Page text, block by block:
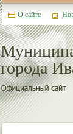
города
О сайте